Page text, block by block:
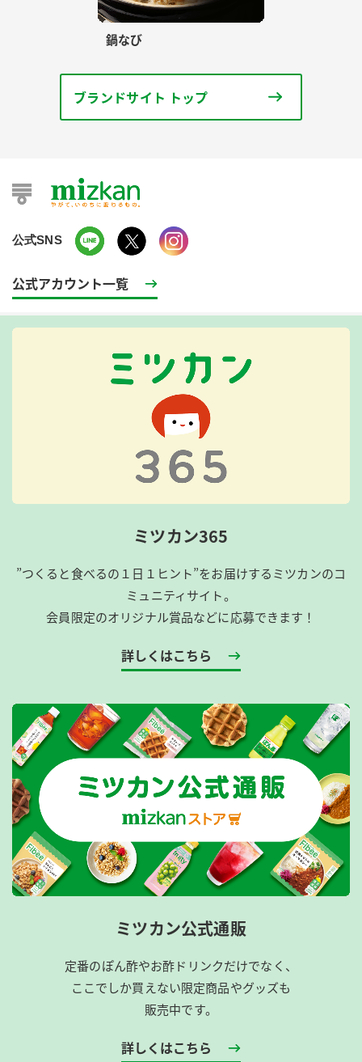
鍋なび
ブランドサイト トップ
公式SNS
公式アカウント一覧
ミツカン365
”つくると食べるの１日１ヒント”をお届けするミツカンのコ
ミュニティサイト。
会員限定のオリジナル賞品などに応募できます！
詳しくはこちら
ミツカン公式通販
定番のぽん酢やお酢ドリンクだけでなく、
ここでしか買えない限定商品やグッズも
販売中です。
詳しくはこちら